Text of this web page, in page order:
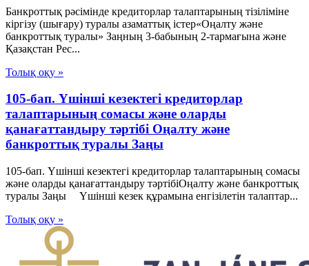
Банкроттық рәсімінде кредиторлар талаптарының тізіліміне
кіргізу (шығару) туралы азаматтық істер«Оңалту және
банкроттық туралы» Заңның 3-бабының 2-тармағына және
Қазақстан Рес...
Толық оқу »
105-бап. Үшінші кезектегі кредиторлар
талаптарының сомасы және оларды
қанағаттандыру тәртібі Оңалту және
банкроттық туралы Заңы
105-бап. Үшінші кезектегі кредиторлар талаптарының сомасы
және оларды қанағаттандыру тәртібіОңалту және банкроттық
туралы Заңы Үшінші кезек құрамына енгізілетін талаптар...
Толық оқу »